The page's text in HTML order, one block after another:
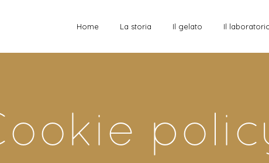
Home La storia Il gelato Il